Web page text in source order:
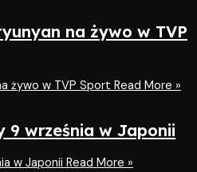
na żywo w TVP
żywo w TVP Sport Read More »
9 września w Japonii
w Japonii Read More »